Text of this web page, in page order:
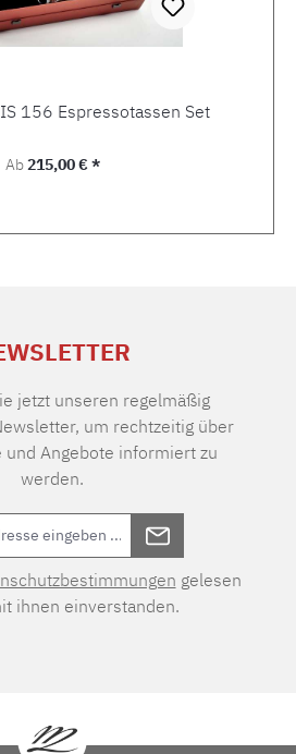
156 Espressotassen Set
Regulärer Preis:
Ab215,00 € *
jetzt unseren regelmäßig
um rechtzeitig über
und Angebote informiert zu
werden.
gelesen
ihnen einverstanden.